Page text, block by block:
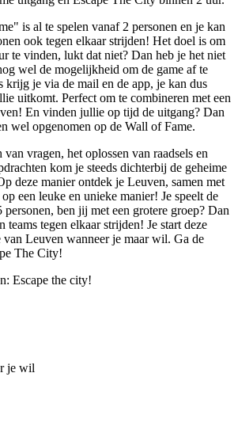
is al te spelen vanaf 2 personen en je kan
ook tegen elkaar strijden! Het doel is om
te vinden, lukt dat niet? Dan heb je het niet
wel de mogelijkheid om de game af te
krijg je via de mail en de app, je kan dus
uitkomt. Perfect om te combineren met een
En vinden jullie op tijd de uitgang? Dan
wel opgenomen op de Wall of Fame.
vragen, het oplossen van raadsels en
kom je steeds dichterbij de geheime
deze manier ontdek je Leuven, samen met
een leuke en unieke manier! Je speelt de
personen, ben jij met een grotere groep? Dan
tegen elkaar strijden! Je start deze
van Leuven wanneer je maar wil. Ga de
The City!
je wil